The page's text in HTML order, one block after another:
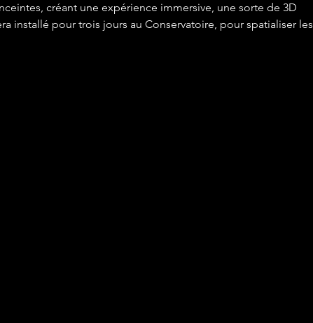
créant une expérience immersive, une sorte de 3D
installé pour trois jours au Conservatoire, pour spatialiser les